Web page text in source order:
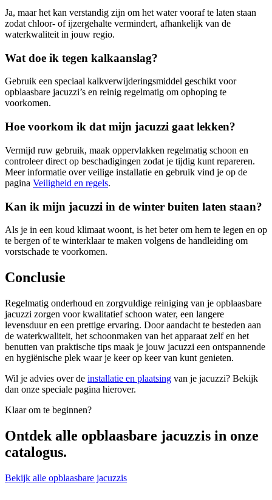
Ja, maar het kan verstandig zijn om het water vooraf te laten staan
zodat chloor- of ijzergehalte vermindert, afhankelijk van de
waterkwaliteit in jouw regio.
Wat doe ik tegen kalkaanslag?
Gebruik een speciaal kalkverwijderingsmiddel geschikt voor
opblaasbare jacuzzi’s en reinig regelmatig om ophoping te
voorkomen.
Hoe voorkom ik dat mijn jacuzzi gaat lekken?
Vermijd ruw gebruik, maak oppervlakken regelmatig schoon en
controleer direct op beschadigingen zodat je tijdig kunt repareren.
Meer informatie over veilige installatie en gebruik vind je op de
pagina Veiligheid en regels.
Kan ik mijn jacuzzi in de winter buiten laten staan?
Als je in een koud klimaat woont, is het beter om hem te legen en op
te bergen of te winterklaar te maken volgens de handleiding om
vorstschade te voorkomen.
Conclusie
Regelmatig onderhoud en zorgvuldige reiniging van je opblaasbare
jacuzzi zorgen voor kwalitatief schoon water, een langere
levensduur en een prettige ervaring. Door aandacht te besteden aan
de waterkwaliteit, het schoonmaken van het apparaat zelf en het
benutten van praktische tips maak je jouw jacuzzi een ontspannende
en hygiënische plek waar je keer op keer van kunt genieten.
Wil je advies over de installatie en plaatsing van je jacuzzi? Bekijk
dan onze speciale pagina hierover.
Klaar om te beginnen?
Ontdek alle opblaasbare jacuzzis in onze
catalogus.
Bekijk alle opblaasbare jacuzzis